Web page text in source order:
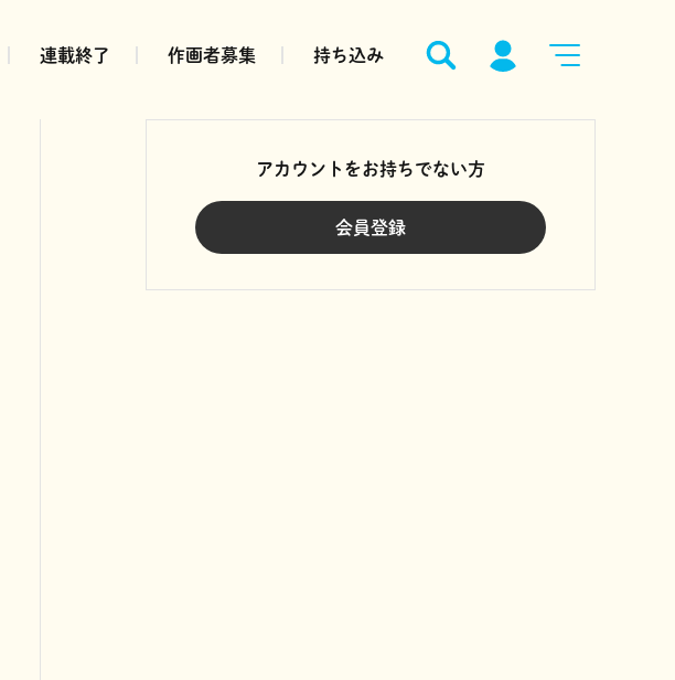
連載終了 作画者募集 持ち込み
アカウントをお持ちでない方
会員登録